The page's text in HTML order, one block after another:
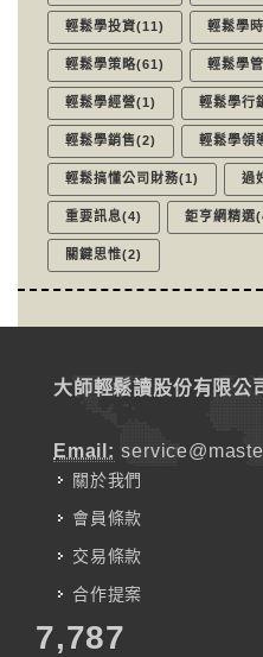
輕鬆學投資(11) 輕鬆學
輕鬆學策略(61) 輕鬆學
輕鬆學經營(1) 輕鬆學行
輕鬆學銷售(2) 輕鬆學領
輕鬆搞懂公司財務(1) 過
重要訊息(4) 鉅亨網精選
關鍵思惟(2)
大師輕鬆讀股份有限公
Email:
關於我們
會員條款
交易條款
合作提案
7,787